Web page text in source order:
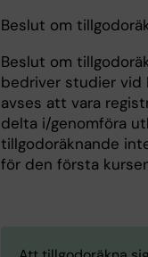
Beslut om
Beslut om
bedriver studier vid
avses att vara
delta i/genomföra
tillgodoräknande
för den första